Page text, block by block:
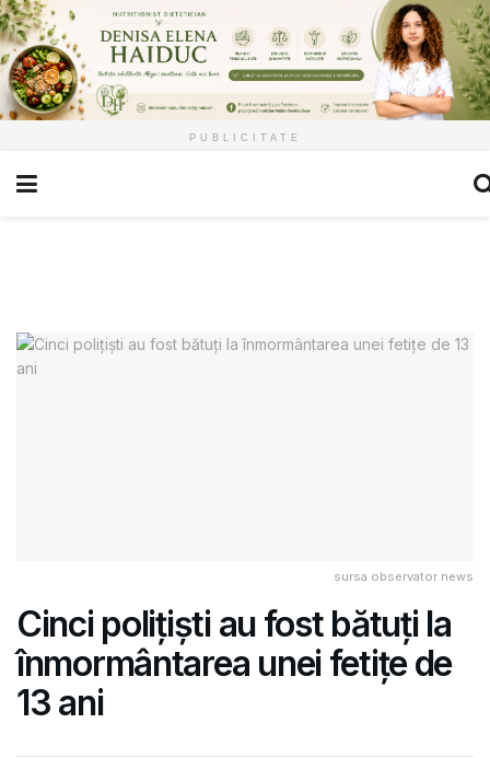
PUBLICITATE
sursa observator news
Cinci polițiști au fost bătuți la
înmormântarea unei fetițe de
13 ani